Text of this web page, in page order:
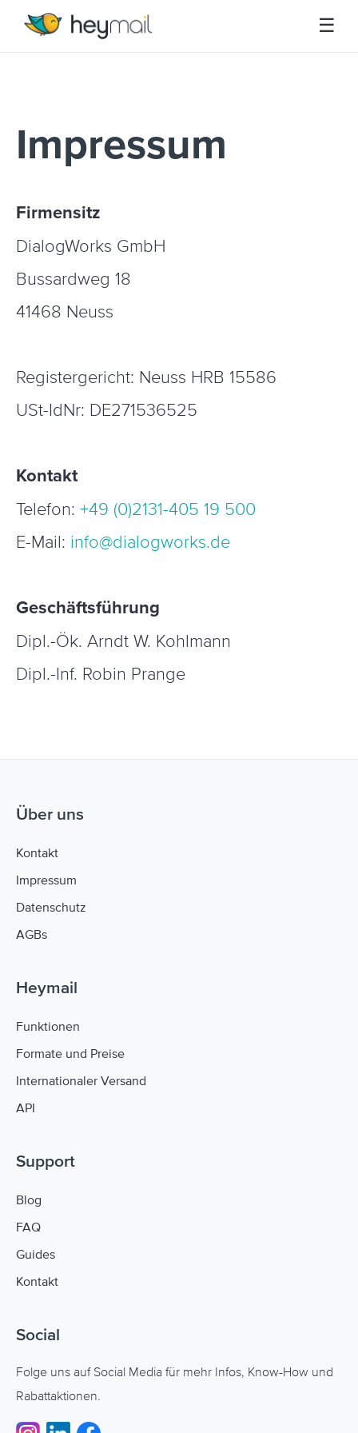
☰
Impressum
Firmensitz
DialogWorks GmbH
Bussardweg 18
41468 Neuss
Registergericht: Neuss HRB 15586
USt-IdNr: DE271536525
Kontakt
Telefon: +49 (0)2131-405 19 500
E-Mail: info@dialogworks.de
Geschäftsführung
Dipl.-Ök. Arndt W. Kohlmann
Dipl.-Inf. Robin Prange
Über uns
Navigation: Über uns
Kontakt
Impressum
Datenschutz
AGBs
Heymail
Navigation: Heymail
Funktionen
Formate und Preise
Internationaler Versand
API
Support
Navigation: Support
Blog
FAQ
Guides
Kontakt
Social
Folge uns auf Social Media für mehr Infos, Know-How und
Rabattaktionen.